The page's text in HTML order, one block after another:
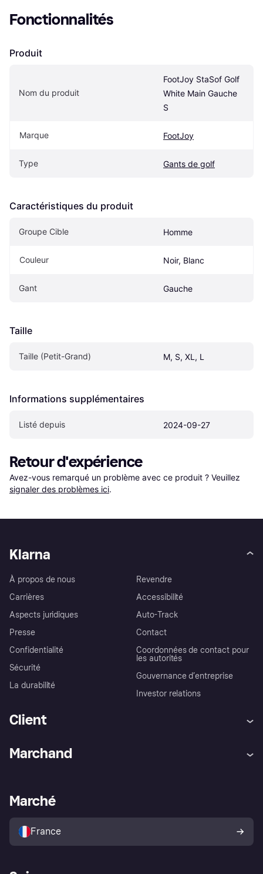
Fonctionnalités
Produit
Nom du produit
FootJoy StaSof Golf
White Main Gauche
S
Marque FootJoy
Type Gants de golf
Caractéristiques du produit
Groupe Cible Homme
Couleur Noir, Blanc
Gant Gauche
Taille
Taille (Petit-Grand) M, S, XL, L
Informations supplémentaires
Listé depuis 2024-09-27
Retour d'expérience
Avez-vous remarqué un problème avec ce produit ? Veuillez
signaler des problèmes ici.
Klarna
À propos de nous
Carrières
Aspects juridiques
Presse
Confidentialité
Sécurité
La durabilité
Revendre
Accessibilité
Auto-Track
Contact
Coordonnées de contact pour
les autorités
Gouvernance d’entreprise
Investor relations
Client
Explorez les magasins
Politique de protection de
l’acheteur Klarna
Marchand
Portail Marchand
Marché
France